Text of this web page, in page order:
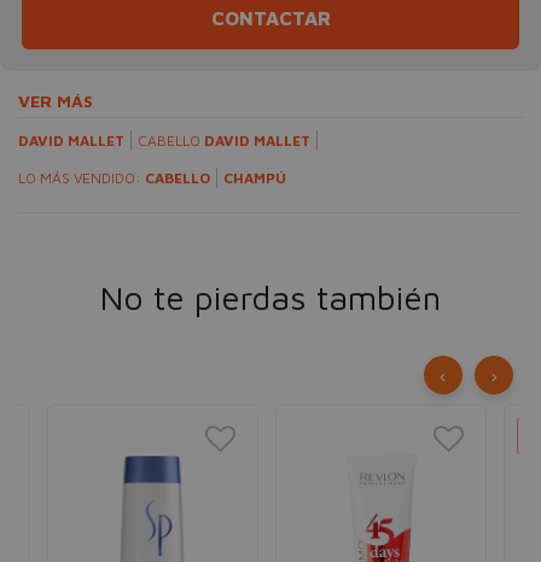
CONTACTAR
VER MÁS
DAVID MALLET CABELLO DAVID MALLET
LO MÁS VENDIDO: CABELLO CHAMPÚ
No te pierdas también
‹ ›